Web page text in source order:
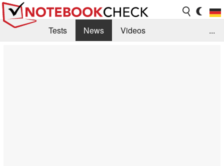
Tests News
Videos
...